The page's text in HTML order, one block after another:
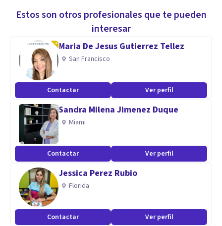
Estos son otros profesionales que te pueden
interesar
Maria De Jesus Gutierrez Tellez
San Francisco
Contactar Ver perfil
Sandra Milena Jimenez Duque
Miami
Contactar Ver perfil
Jessica Perez Rubio
Florida
Contactar Ver perfil